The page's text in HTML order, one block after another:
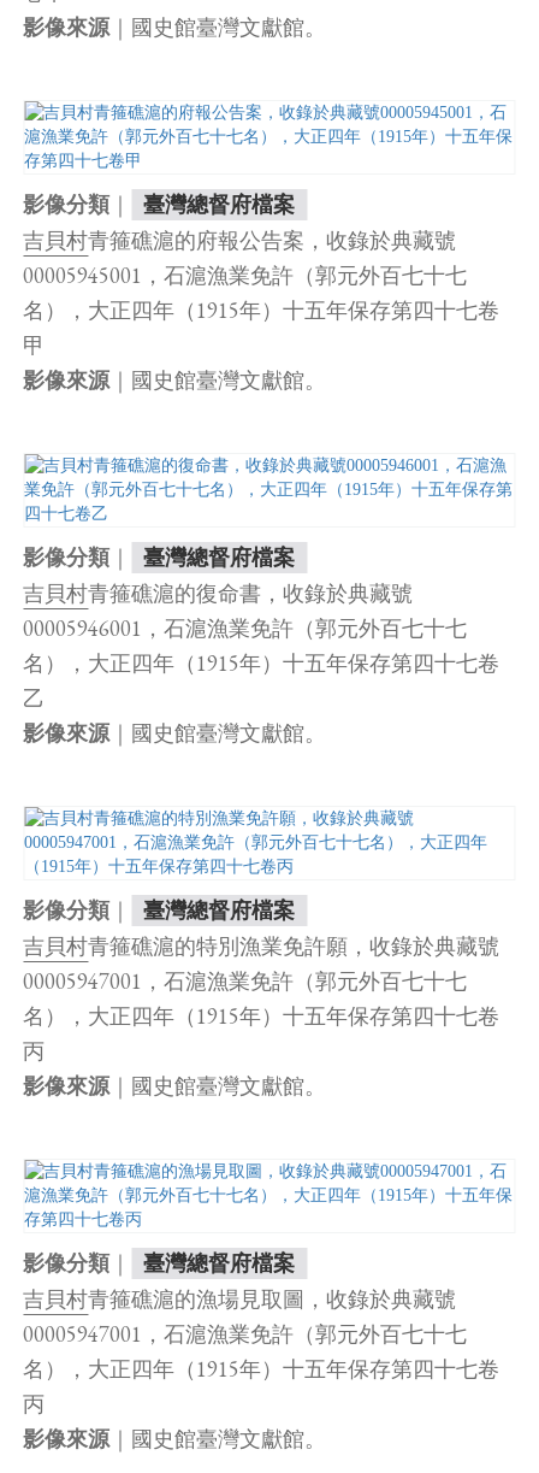
影像來源｜國史館臺灣文獻館。
影像分類｜ 臺灣總督府檔案
吉貝村青箍礁滬的府報公告案，收錄於典藏號
00005945001，石滬漁業免許（郭元外百七十七
名），大正四年（1915年）十五年保存第四十七卷
甲
影像來源｜國史館臺灣文獻館。
影像分類｜ 臺灣總督府檔案
吉貝村青箍礁滬的復命書，收錄於典藏號
00005946001，石滬漁業免許（郭元外百七十七
名），大正四年（1915年）十五年保存第四十七卷
乙
影像來源｜國史館臺灣文獻館。
影像分類｜ 臺灣總督府檔案
吉貝村青箍礁滬的特別漁業免許願，收錄於典藏號
00005947001，石滬漁業免許（郭元外百七十七
名），大正四年（1915年）十五年保存第四十七卷
丙
影像來源｜國史館臺灣文獻館。
影像分類｜ 臺灣總督府檔案
吉貝村青箍礁滬的漁場見取圖，收錄於典藏號
00005947001，石滬漁業免許（郭元外百七十七
名），大正四年（1915年）十五年保存第四十七卷
丙
影像來源｜國史館臺灣文獻館。